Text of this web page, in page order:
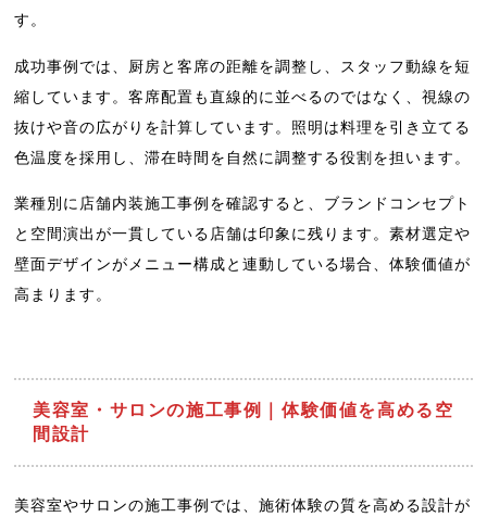
す。
成功事例では、厨房と客席の距離を調整し、スタッフ動線を短
縮しています。客席配置も直線的に並べるのではなく、視線の
抜けや音の広がりを計算しています。照明は料理を引き立てる
色温度を採用し、滞在時間を自然に調整する役割を担います。
業種別に店舗内装施工事例を確認すると、ブランドコンセプト
と空間演出が一貫している店舗は印象に残ります。素材選定や
壁面デザインがメニュー構成と連動している場合、体験価値が
高まります。
美容室・サロンの施工事例｜体験価値を高める空
間設計
美容室やサロンの施工事例では、施術体験の質を高める設計が